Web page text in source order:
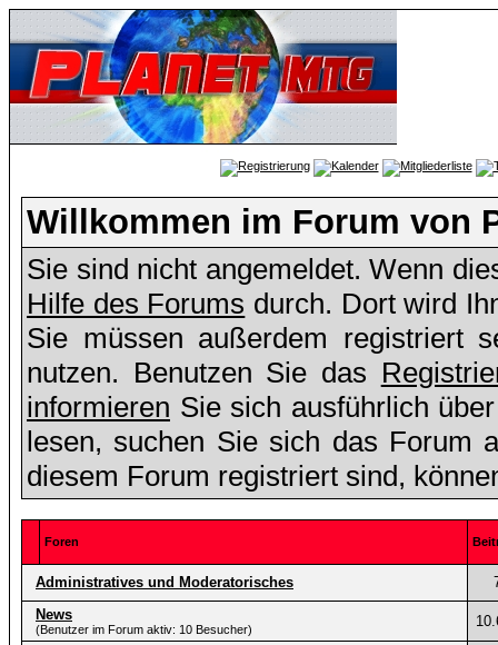
Willkommen im Forum von
Sie sind nicht angemeldet. Wenn
Hilfe des Forums durch. Dort wird
Sie müssen außerdem registriert
nutzen. Benutzen Sie das
informieren Sie sich ausführlich
lesen, suchen Sie sich das Forum
diesem Forum registriert sind,
Foren
Administratives und Moderatorisches
News
(Benutzer im Forum aktiv: 10 Besucher)